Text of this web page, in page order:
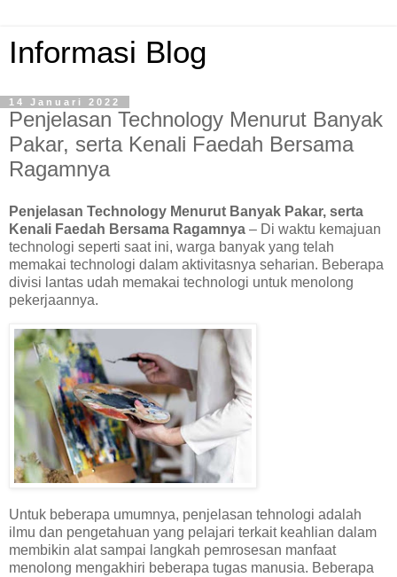
Informasi Blog
14 Januari 2022
Penjelasan Technology Menurut Banyak
Pakar, serta Kenali Faedah Bersama
Ragamnya
Penjelasan Technology Menurut Banyak Pakar, serta
Kenali Faedah Bersama Ragamnya – Di waktu kemajuan
technologi seperti saat ini, warga banyak yang telah
memakai technologi dalam aktivitasnya seharian. Beberapa
divisi lantas udah memakai technologi untuk menolong
pekerjaannya.
Untuk beberapa umumnya, penjelasan tehnologi adalah
ilmu dan pengetahuan yang pelajari terkait keahlian dalam
membikin alat sampai langkah pemrosesan manfaat
menolong mengakhiri beberapa tugas manusia. Beberapa